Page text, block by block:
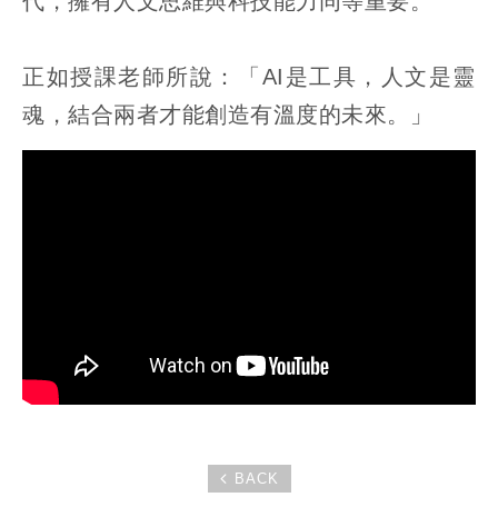
正如授課老師所說：「AI是工具，人文是靈
魂，結合兩者才能創造有溫度的未來。」
BACK